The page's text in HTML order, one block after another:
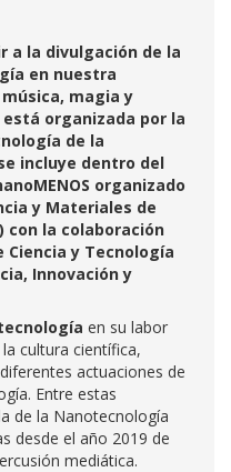
a la divulgación de la
en nuestra
magia y
organizada por la
de la
incluye dentro del
organizado
y Materiales de
con la colaboración
Ciencia y Tecnología
Innovación y
en su labor
cultura científica,
actuaciones de
Entre estas
de la Nanotecnología
desde el año 2019 de
mediática.